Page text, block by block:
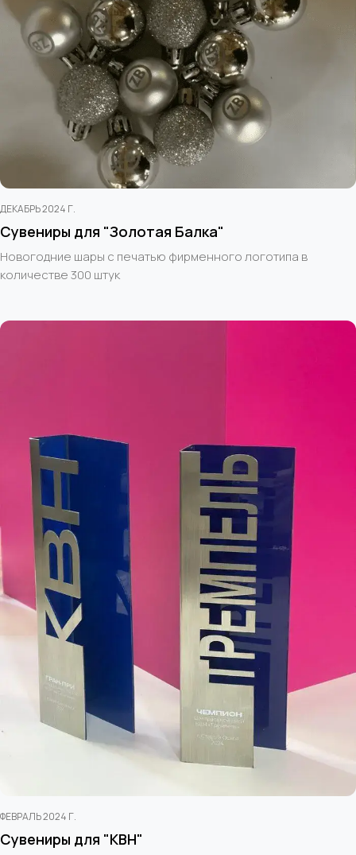
ДЕКАБРЬ 2024 Г.
Сувениры для "Золотая Балка"
Новогодние шары с печатью фирменного логотипа в
количестве 300 штук
ФЕВРАЛЬ 2024 Г.
Сувениры для "КВН"